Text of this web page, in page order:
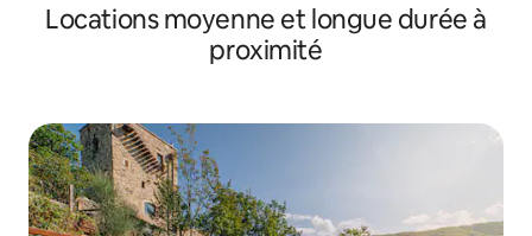
Locations moyenne et longue durée à
proximité